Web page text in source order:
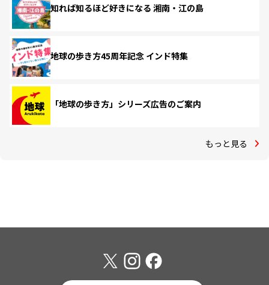
知れば知るほど好きになる 湘南・江の島
地球の歩き方45周年記念 インド特集
「地球の歩き方」シリーズ広告のご案内
もっと見る